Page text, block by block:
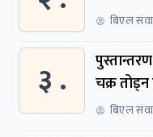
बिएल
३ .
चक्र तोड्न
बिएल